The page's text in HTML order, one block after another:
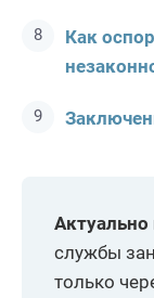
Как
Актуально
службы
только